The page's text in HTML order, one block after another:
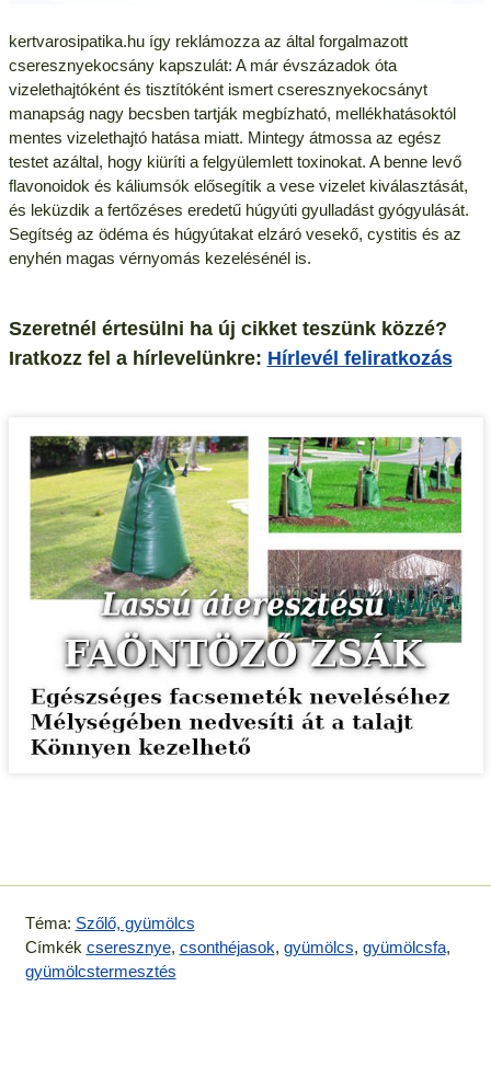
kertvarosipatika.hu így reklámozza az által forgalmazott
cseresznyekocsány kapszulát: A már évszázadok óta
vizelethajtóként és tisztítóként ismert cseresznyekocsányt
manapság nagy becsben tartják megbízható, mellékhatásoktól
mentes vizelethajtó hatása miatt. Mintegy átmossa az egész
testet azáltal, hogy kiüríti a felgyülemlett toxinokat. A benne levő
flavonoidok és káliumsók elősegítik a vese vizelet kiválasztását,
és leküzdik a fertőzéses eredetű húgyúti gyulladást gyógyulását.
Segítség az ödéma és húgyútakat elzáró vesekő, cystitis és az
enyhén magas vérnyomás kezelésénél is.
Szeretnél értesülni ha új cikket teszünk közzé?
Iratkozz fel a hírlevelünkre: Hírlevél feliratkozás
Téma: Szőlő, gyümölcs
Címkék cseresznye, csonthéjasok, gyümölcs, gyümölcsfa,
gyümölcstermesztés